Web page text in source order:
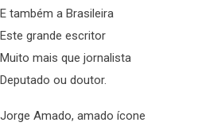
E também a Brasileira
Este grande escritor
Muito mais que jornalista
Deputado ou doutor.
Jorge Amado, amado ícone